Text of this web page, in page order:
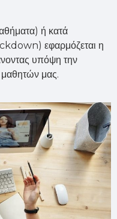
ή κατά
εφαρμόζεται η
υπόψη την
μας.